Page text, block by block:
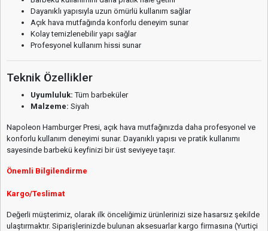
Dayanıklı yapısıyla uzun ömürlü kullanım sağlar
Açık hava mutfağında konforlu deneyim sunar
Kolay temizlenebilir yapı sağlar
Profesyonel kullanım hissi sunar
Teknik Özellikler
Uyumluluk: Tüm barbeküler
Malzeme: Siyah
Napoleon Hamburger Presi, açık hava mutfağınızda daha profesyonel ve
konforlu kullanım deneyimi sunar. Dayanıklı yapısı ve pratik kullanımı
sayesinde barbekü keyfinizi bir üst seviyeye taşır.
Önemli Bilgilendirme
Kargo/Teslimat
Değerli müşterimiz, olarak ilk önceliğimiz ürünlerinizi size hasarsız şekilde
ulaştırmaktır. Siparişlerinizde bulunan aksesuarlar kargo firmasına (Yurtiçi